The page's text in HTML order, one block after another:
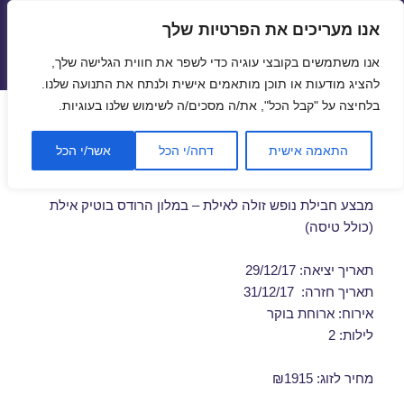
אנו מעריכים את הפרטיות שלך
אנו משתמשים בקובצי עוגיה כדי לשפר את חווית הגלישה שלך,
להציג מודעות או תוכן מותאמים אישית ולנתח את התנועה שלנו.
בלחיצה על "קבל הכל", את/ה מסכים/ה לשימוש שלנו בעוגיות.
התאמה אישית דחה/י הכל אשר/י הכל
תפריטים
ווידג'טים
דילים לאילת ברגע האחרון
29/12/2017
מבצע חבילת נופש זולה לאילת – במלון הרודס בוטיק אילת
(כולל טיסה)
תאריך יציאה: 29/12/17
תאריך חזרה: 31/12/17
אירוח: ארוחת בוקר
לילות: 2
מחיר לזוג: ₪1915